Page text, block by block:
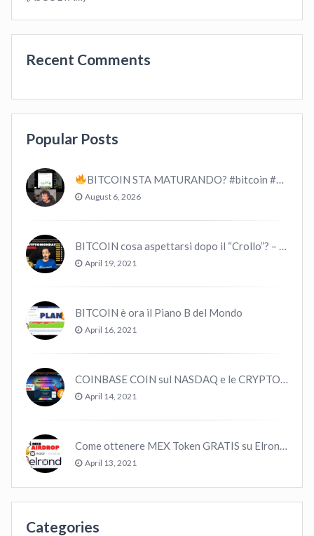
Recent Comments
Popular Posts
BITCOIN STA MATURANDO? #bitcoin #crypto #trading
August 6, 2026
BITCOIN cosa aspettarsi dopo il “Crollo”? – CryptoMonday NEWS w16/’21
April 19, 2021
BITCOIN è ora il Piano B del Mondo
April 16, 2021
COINBASE COIN sul NASDAQ e le CRYPTO volano!
April 14, 2021
Come ottenere MEX Token GRATIS su Elrond ?
April 13, 2021
Categories